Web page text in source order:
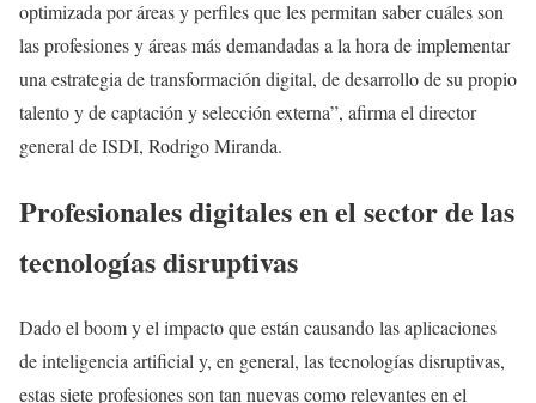
optimizada por áreas y perfiles que les permitan saber cuáles son
las profesiones y áreas más demandadas a la hora de implementar
una estrategia de transformación digital, de desarrollo de su propio
talento y de captación y selección externa”, afirma el director
general de ISDI, Rodrigo Miranda.
Profesionales digitales en el sector de las
tecnologías disruptivas
Dado el boom y el impacto que están causando las aplicaciones
de inteligencia artificial y, en general, las tecnologías disruptivas,
estas siete profesiones son tan nuevas como relevantes en el